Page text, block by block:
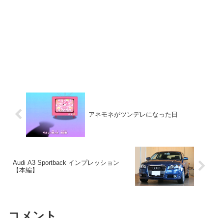
アネモネがツンデレになった日
Audi A3 Sportback インプレッション
【本編】